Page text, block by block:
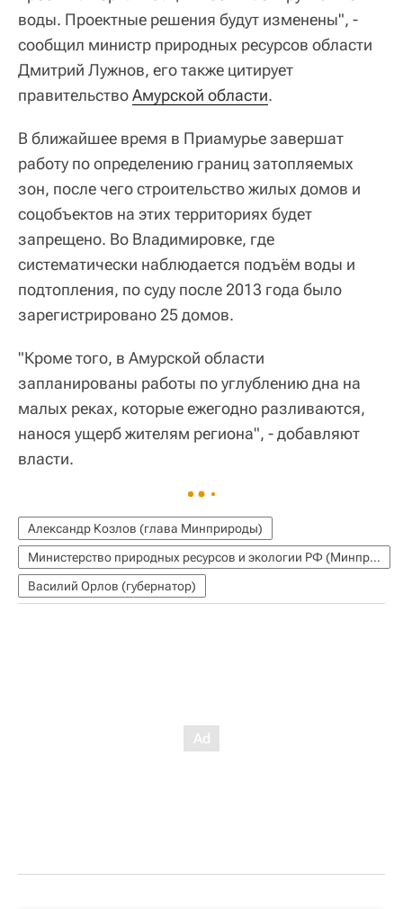
воды. Проектные решения будут изменены", -
сообщил министр природных ресурсов области
Дмитрий Лужнов, его также цитирует
правительствоАмурской области.
В ближайшее время в Приамурье завершат
работу по определению границ затопляемых
зон, после чего строительство жилых домов и
соцобъектов на этих территориях будет
запрещено. Во Владимировке, где
систематически наблюдается подъём воды и
подтопления, по суду после 2013 года было
зарегистрировано 25 домов.
"Кроме того, в Амурской области
запланированы работы по углублению дна на
малых реках, которые ежегодно разливаются,
нанося ущерб жителям региона", - добавляют
власти.
Александр Козлов (глава Минприроды)
Министерство природных ресурсов и экологии РФ (Минприроды России)
Василий Орлов (губернатор)